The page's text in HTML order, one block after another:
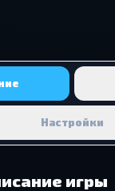
Настройки
игры